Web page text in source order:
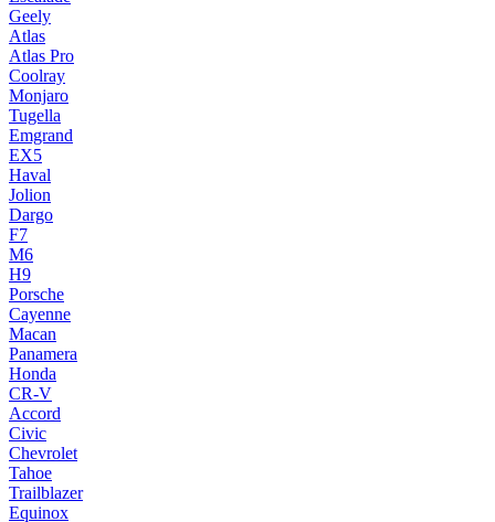
Geely
Atlas
Atlas Pro
Coolray
Monjaro
Tugella
Emgrand
EX5
Haval
Jolion
Dargo
F7
M6
H9
Porsche
Cayenne
Macan
Panamera
Honda
CR-V
Accord
Civic
Chevrolet
Tahoe
Trailblazer
Equinox